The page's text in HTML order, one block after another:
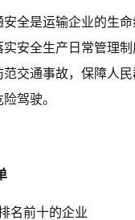
全是运输企业的生
安全生产日常管理制
交通事故，保障人
驾驶。
名前十的企业